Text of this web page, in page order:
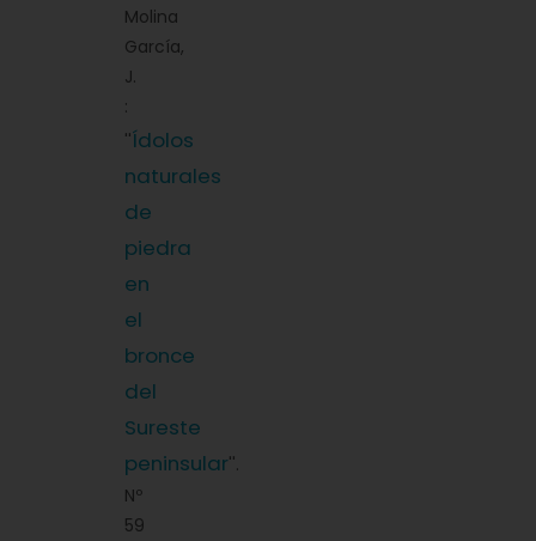
Molina
García,
J.
:
''Ídolos
naturales
de
piedra
en
el
bronce
del
Sureste
peninsular''.
Nº
59